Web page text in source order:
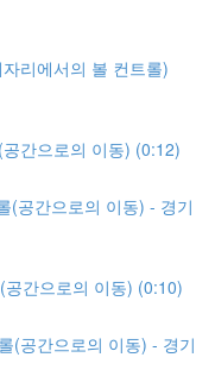
리에서의 볼 컨트롤)
간으로의 이동) (0:12)
(공간으로의 이동) - 경기
간으로의 이동) (0:10)
(공간으로의 이동) - 경기